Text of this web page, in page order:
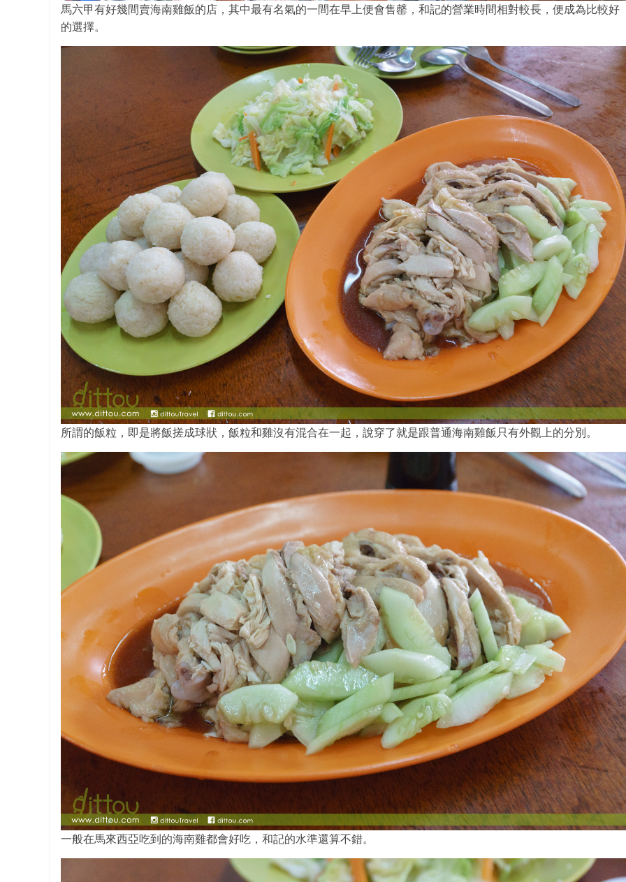
馬六甲有好幾間賣海南雞飯的店，其中最有名氣的一間在早上便會售罄，和記的營業時間相對較長，便成為比較好
的選擇。
所謂的飯粒，即是將飯搓成球狀，飯粒和雞沒有混合在一起，說穿了就是跟普通海南雞飯只有外觀上的分別。
一般在馬來西亞吃到的海南雞都會好吃，和記的水準還算不錯。